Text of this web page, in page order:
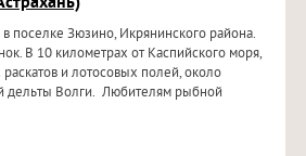
поселке Зюзино, Икрянинского района.
В 10 километрах от Каспийского моря,
и лотосовых полей, около
дельты Волги. Любителям рыбной